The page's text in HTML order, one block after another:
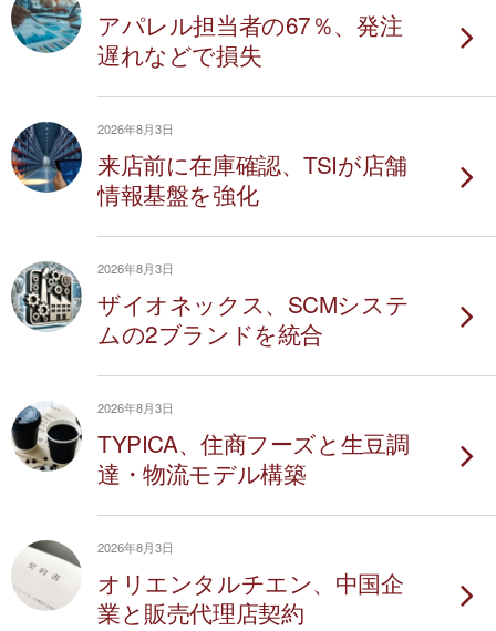
アパレル担当者の67％、発注
遅れなどで損失
2026年8月3日
来店前に在庫確認、TSIが店舗
情報基盤を強化
2026年8月3日
ザイオネックス、SCMシステ
ムの2ブランドを統合
2026年8月3日
TYPICA、住商フーズと生豆調
達・物流モデル構築
2026年8月3日
オリエンタルチエン、中国企
業と販売代理店契約